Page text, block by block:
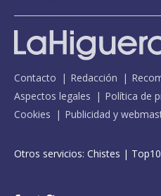
Contacto Redacción
Aspectos legales
Política de
Cookies
Publicidad y
Otros servicios: Chistes |